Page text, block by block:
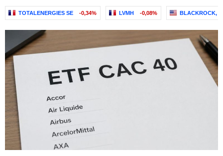
TOTALENERGIES SE -0,34% LVMH -0,08% BLACKROCK,